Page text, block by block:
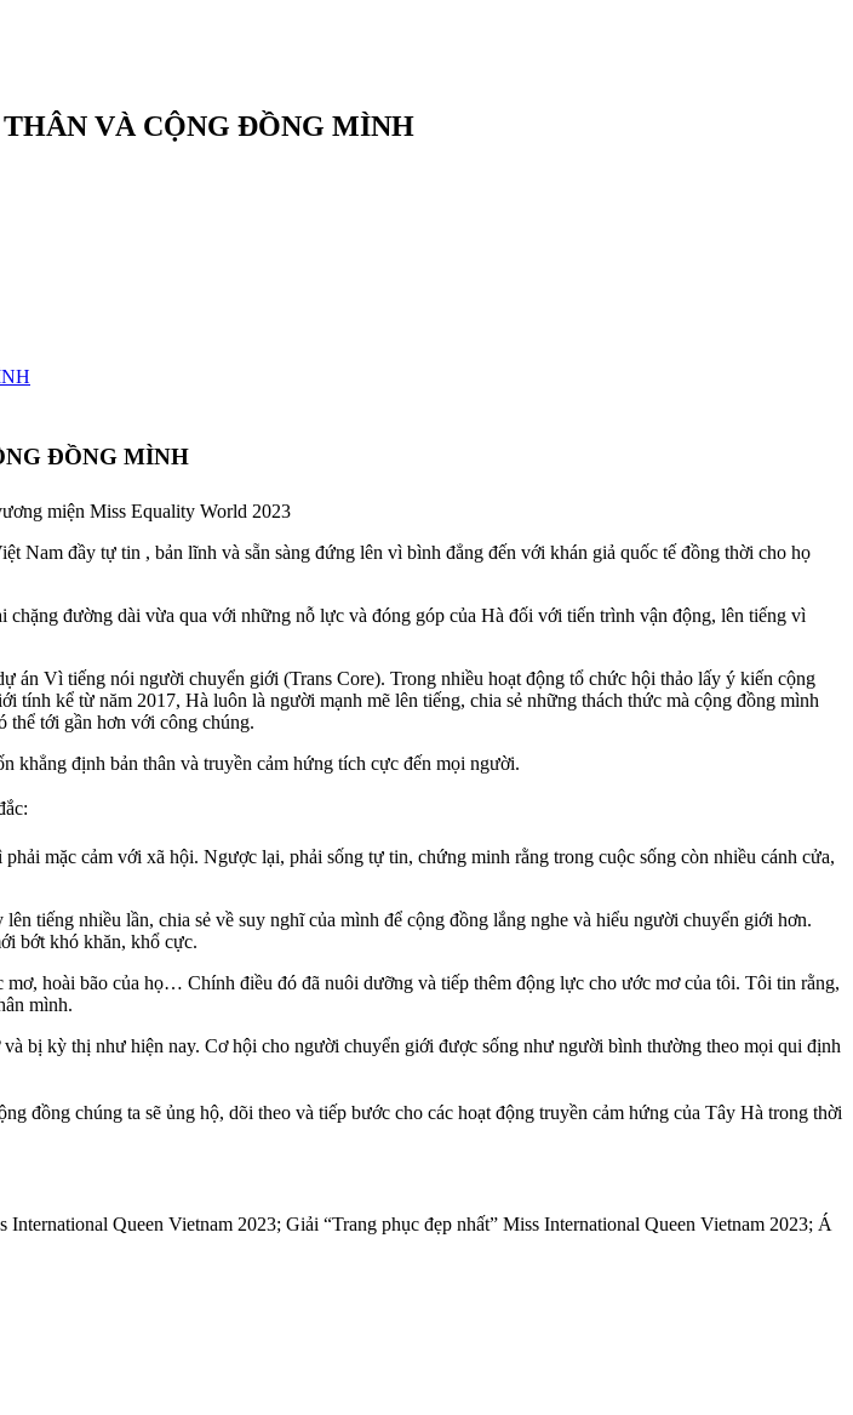
VÀ CỘNG ĐỒNG MÌNH
ĐỒNG MÌNH
miện Miss Equality World 2023
Nam đầy tự tin , bản lĩnh và sẵn sàng đứng lên vì bình đẳng đến với khán giả quốc tế đồng thời cho họ
đường dài vừa qua với những nỗ lực và đóng góp của Hà đối với tiến trình vận động, lên tiếng vì
Vì tiếng nói người chuyển giới (Trans Core). Trong nhiều hoạt động tổ chức hội thảo lấy ý kiến cộng
kể từ năm 2017, Hà luôn là người mạnh mẽ lên tiếng, chia sẻ những thách thức mà cộng đồng mình
thể tới gần hơn với công chúng.
khẳng định bản thân và truyền cảm hứng tích cực đến mọi người.
mặc cảm với xã hội. Ngược lại, phải sống tự tin, chứng minh rằng trong cuộc sống còn nhiều cánh cửa,
tiếng nhiều lần, chia sẻ về suy nghĩ của mình để cộng đồng lắng nghe và hiểu người chuyển giới hơn.
bớt khó khăn, khổ cực.
hoài bão của họ… Chính điều đó đã nuôi dưỡng và tiếp thêm động lực cho ước mơ của tôi. Tôi tin rằng,
mình.
bị kỳ thị như hiện nay. Cơ hội cho người chuyển giới được sống như người bình thường theo mọi qui định
đồng chúng ta sẽ ủng hộ, dõi theo và tiếp bước cho các hoạt động truyền cảm hứng của Tây Hà trong thời
Queen Vietnam 2023; Giải “Trang phục đẹp nhất” Miss International Queen Vietnam 2023; Á